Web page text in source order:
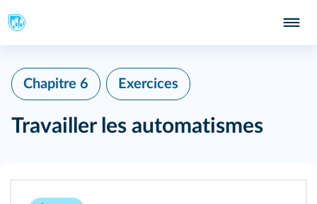
Chapitre 6 Exercices
Travailler les automatismes